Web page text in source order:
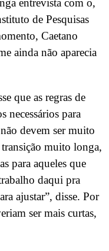
entrevista com o,
de Pesquisas
Caetano
ainda não aparecia
que as regras de
necessários para
devem ser muito
muito longa,
para aqueles que
daqui pra
ajustar”, disse. Por
ser mais curtas,